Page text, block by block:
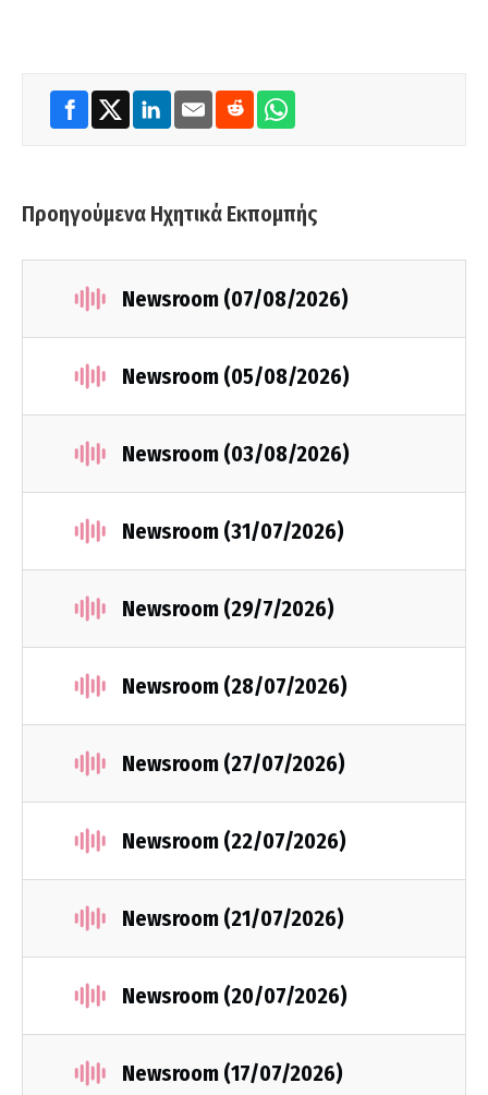
Προηγούμενα Ηχητικά Εκπομπής
Newsroom (07/08/2026)
Newsroom (05/08/2026)
Newsroom (03/08/2026)
Newsroom (31/07/2026)
Newsroom (29/7/2026)
Newsroom (28/07/2026)
Newsroom (27/07/2026)
Newsroom (22/07/2026)
Newsroom (21/07/2026)
Newsroom (20/07/2026)
Newsroom (17/07/2026)